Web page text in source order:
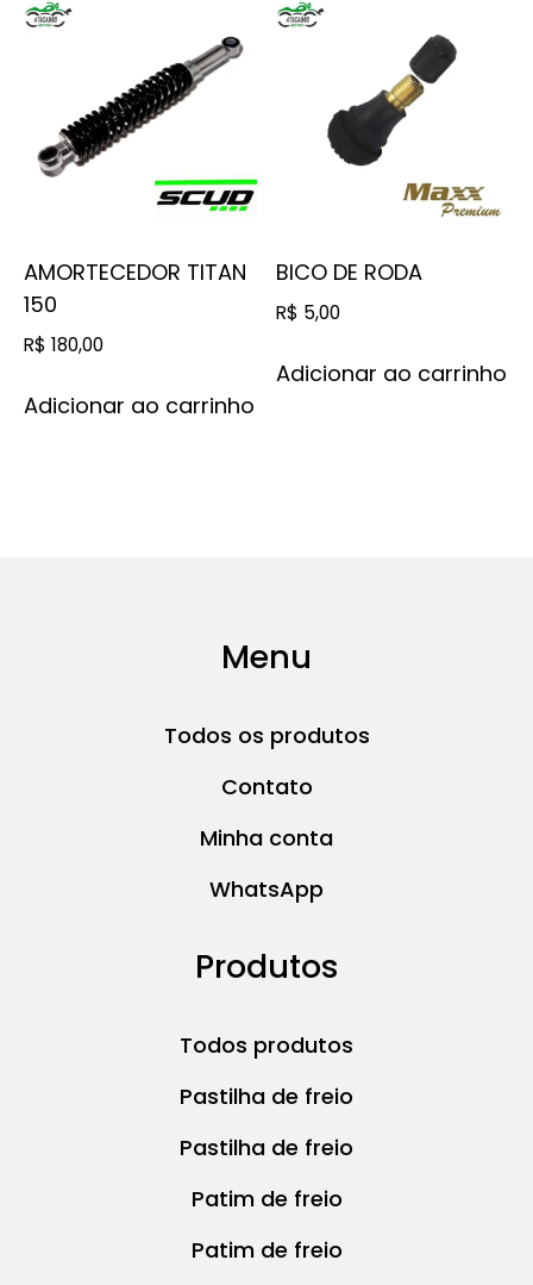
AMORTECEDOR TITAN
150
R$ 180,00
Adicionar ao carrinho
BICO DE RODA
R$ 5,00
Adicionar ao carrinho
Menu
Todos os produtos
Contato
Minha conta
WhatsApp
Produtos
Todos produtos
Pastilha de freio
Pastilha de freio
Patim de freio
Patim de freio